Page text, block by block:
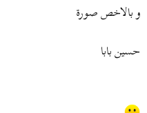
و بالاخص صورة
حسين بابا